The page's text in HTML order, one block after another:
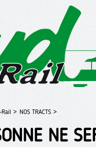
Rail > NOS TRACTS >
NE